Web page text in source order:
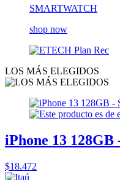
SMARTWATCH
shop now
LOS MÁS ELEGIDOS
iPhone 13 128GB
$18.472